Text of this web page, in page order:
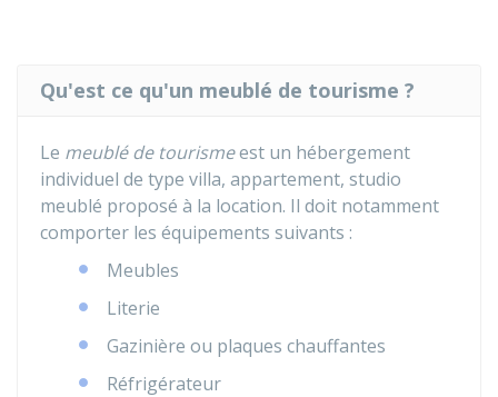
Qu'est ce qu'un meublé de tourisme ?
Le meublé de tourismeest un hébergement
individuel de type villa, appartement, studio
meublé proposé à la location. Il doit notamment
comporter les équipements suivants :
Meubles
Literie
Gazinière ou plaques chauffantes
Réfrigérateur